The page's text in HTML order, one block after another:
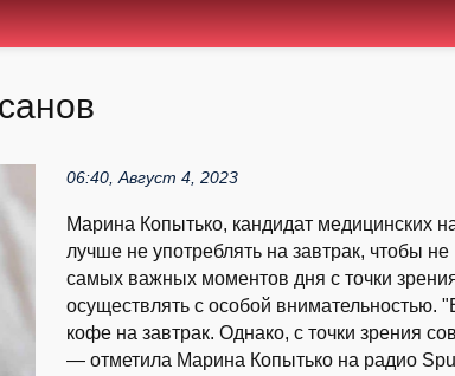
06:40, Август 4, 2023
Марина Копытько, кандидат медицинских
лучше не употреблять на завтрак, чтобы
самых важных моментов дня с точки
осуществлять с особой внимательностью.
кофе на завтрак. Однако, с точки зрения
— отметила Марина Копытько на радио